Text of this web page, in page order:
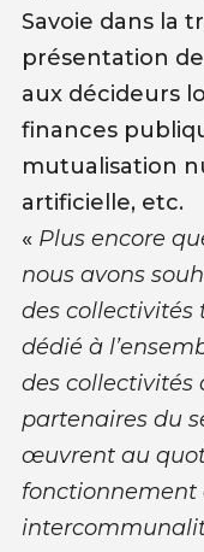
Savoie dans la
présentation
aux décideurs
finances
mutualisation
artificielle, etc.
« Plus encore
nous avons
des collectivités
dédié à
des collectivités
partenaires du
œuvrent au
fonctionnement